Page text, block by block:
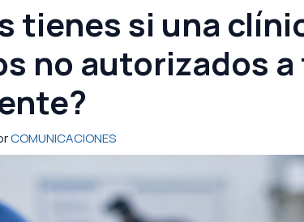
tienes si una
no autorizados
COMUNICACIONES